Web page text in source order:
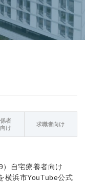
者
け
求職者向け
）自宅療養者向け
横浜市YouTube公式